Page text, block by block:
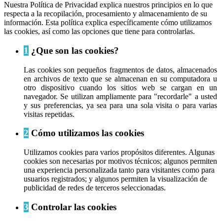
Nuestra Política de Privacidad explica nuestros principios en lo que
respecta a la recopilación, procesamiento y almacenamiento de su
información. Esta política explica específicamente cómo utilizamos
las cookies, así como las opciones que tiene para controlarlas.
1 ¿Que son las cookies?
Las cookies son pequeños fragmentos de datos, almacenados
en archivos de texto que se almacenan en su computadora u
otro dispositivo cuando los sitios web se cargan en un
navegador. Se utilizan ampliamente para "recordarle" a usted
y sus preferencias, ya sea para una sola visita o para varias
visitas repetidas.
2 Cómo utilizamos las cookies
Utilizamos cookies para varios propósitos diferentes. Algunas
cookies son necesarias por motivos técnicos; algunos permiten
una experiencia personalizada tanto para visitantes como para
usuarios registrados; y algunos permiten la visualización de
publicidad de redes de terceros seleccionadas.
3 Controlar las cookies